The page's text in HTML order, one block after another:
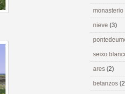
nieve (3)
seixo
ares (2)
betanzos